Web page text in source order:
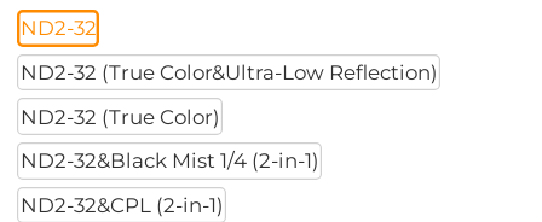
ND2-32
ND2-32 (True Color&Ultra-Low Reflection)
ND2-32 (True Color)
ND2-32&Black Mist 1/4 (2-in-1)
ND2-32&CPL (2-in-1)